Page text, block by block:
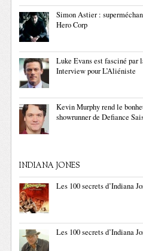
Simon Astier :
Hero Corp
Luke Evans est fasciné
Interview pour L’Aliéniste
Kevin Murphy rend le
showrunner de Defiance
INDIANA JONES
Les 100 secrets d’Indiana
Les 100 secrets d’Indiana